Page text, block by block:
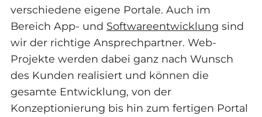
verschiedene eigene Portale. Auch im
Bereich App- und Softwareentwicklung sind
wir der richtige Ansprechpartner. Web-
Projekte werden dabei ganz nach Wunsch
des Kunden realisiert und können die
gesamte Entwicklung, von der
Konzeptionierung bis hin zum fertigen Portal